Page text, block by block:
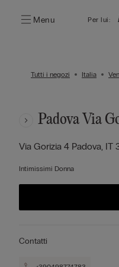
Menu Per lui:
Tutti i negozi Italia
Padova Via
Via Gorizia 4 Padova, IT
Intimissimi Donna
Contatti